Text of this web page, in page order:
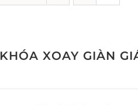
KHÓA XOAY GIÀN